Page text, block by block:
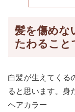
髪を傷めな
たわること
白髪が生えてくる
ると思います。身
ヘアカラー